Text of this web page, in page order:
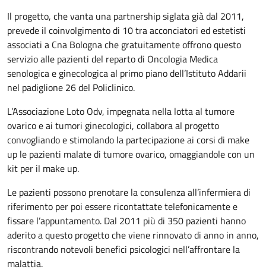
Il progetto, che vanta una partnership siglata già dal 2011,
prevede il coinvolgimento di 10 tra acconciatori ed estetisti
associati a Cna Bologna che gratuitamente offrono questo
servizio alle pazienti del reparto di Oncologia Medica
senologica e ginecologica al primo piano dell’Istituto Addarii
nel padiglione 26 del Policlinico.
L’Associazione Loto Odv, impegnata nella lotta al tumore
ovarico e ai tumori ginecologici, collabora al progetto
convogliando e stimolando la partecipazione ai corsi di make
up le pazienti malate di tumore ovarico, omaggiandole con un
kit per il make up.
Le pazienti possono prenotare la consulenza all’infermiera di
riferimento per poi essere ricontattate telefonicamente e
fissare l’appuntamento. Dal 2011 più di 350 pazienti hanno
aderito a questo progetto che viene rinnovato di anno in anno,
riscontrando notevoli benefici psicologici nell’affrontare la
malattia.